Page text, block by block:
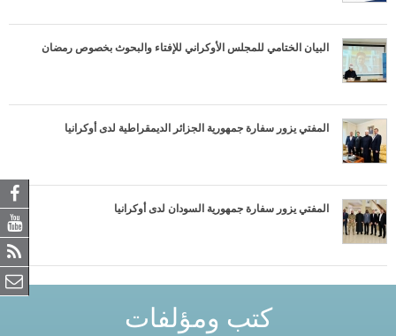
البيان الختامي للمجلس الأوكراني للإفتاء والبحوث بخصوص رمضان
المفتي يزور سفارة جمهورية الجزائر الديمقراطية لدى أوكرانيا
المفتي يزور سفارة جمهورية السودان لدى أوكرانيا
كتب ومؤلفات